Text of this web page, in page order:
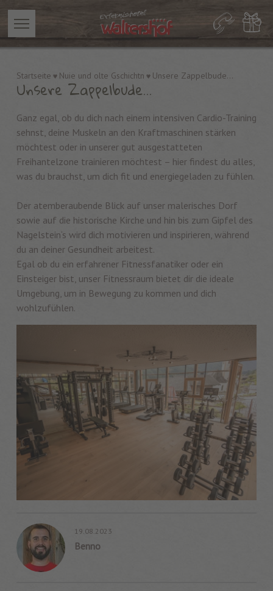
Startseite Nuie und olte Gschichtn Unsere Zappelbude...
Unsere Zappelbude...
Ganz egal, ob du dich nach einem intensiven Cardio-Training
sehnst, deine Muskeln an den Kraftmaschinen stärken
möchtest oder in unserer gut ausgestatteten
Freihantelzone trainieren möchtest – hier findest du alles,
was du brauchst, um dich fit und energiegeladen zu fühlen.
Der atemberaubende Blick auf unser malerisches Dorf
sowie auf die historische Kirche und hin bis zum Gipfel des
Nagelstein‘s wird dich motivieren und inspirieren, während
du an deiner Gesundheit arbeitest.
Egal ob du ein erfahrener Fitnessfanatiker oder ein
Einsteiger bist, unser Fitnessraum bietet dir die ideale
Umgebung, um in Bewegung zu kommen und dich
wohlzufühlen.
19.08.2023
Benno